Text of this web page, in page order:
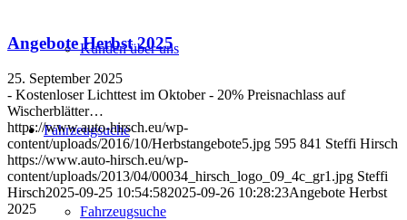
Kunden über uns
Fahrzeugsuche
Fahrzeugsuche
Angebote Herbst 2025
25. September 2025
- Kostenloser Lichttest im Oktober - 20% Preisnachlass auf
Wischerblätter…
https://www.auto-hirsch.eu/wp-
content/uploads/2016/10/Herbstangebote5.jpg 595 841 Steffi Hirsch
https://www.auto-hirsch.eu/wp-
content/uploads/2013/04/00034_hirsch_logo_09_4c_gr1.jpg Steffi
Hirsch2025-09-25 10:54:582025-09-26 10:28:23Angebote Herbst
2025